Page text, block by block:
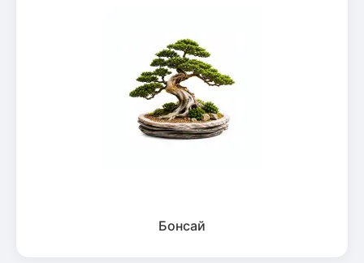
Бонсай